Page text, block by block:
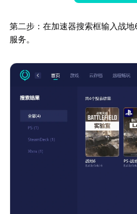
第二步：在加速器搜索框输入战
服务。